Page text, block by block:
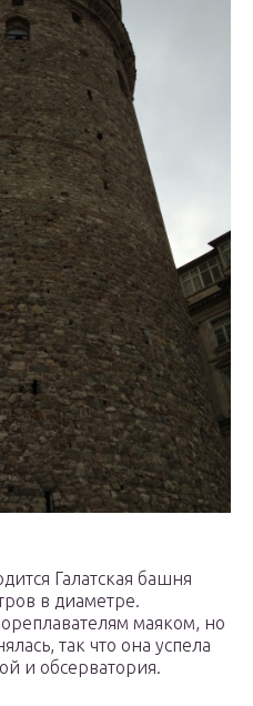
Галатская башня
в диаметре.
маяком, но
так что она успела
и обсерватория.